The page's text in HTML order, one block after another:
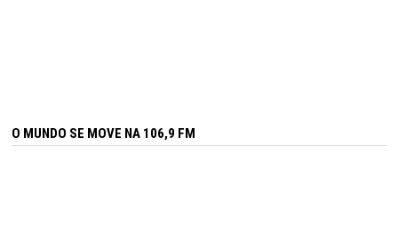
O MUNDO SE MOVE NA 106,9 FM